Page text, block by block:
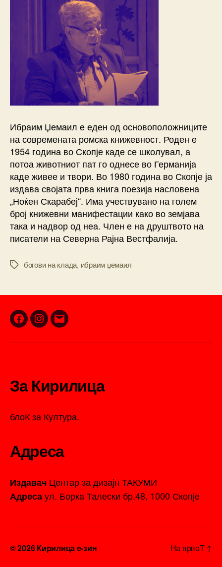
Ибраим Џемаил е еден од основоположниците
на современата ромска книжевност. Роден е
1954 година во Скопје каде се школувал, а
потоа животниот пат го однесе во Германија
каде живее и твори. Во 1980 година во Скопје ја
издава својата прва книга поезија насловена
„Ноќен Скарабеј“. Има учествувано на голем
број книжевни манифестации како во земјава
така и надвор од неа. Член е на друштвото на
писатели на Северна Рајна Вестфалија.
Tagsбогови на клада, ибраим џемаил
Facebook
Instagram
Email
За Кирилица
блоК за Култура.
Адреса
Издавач Центар за дизајн ТАКУМИ
Адресаул. Борка Талески бр.48, 1000 Скопје
© 2026Кирилица е-зин На врвоТ ↑